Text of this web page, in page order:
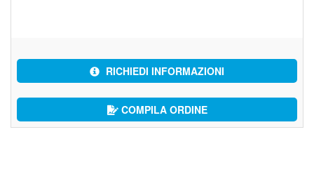
RICHIEDI INFORMAZIONI
COMPILA ORDINE